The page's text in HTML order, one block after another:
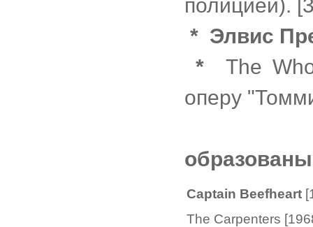
полицией).
* Элвис
*The Who
оперу
Captain Beefheart
The Carpenters